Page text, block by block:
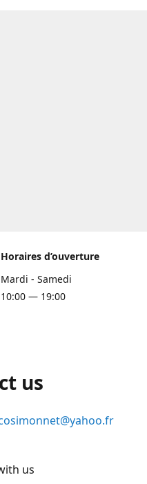
Horaires d’ouverture
Mardi - Samedi
10:00 — 19:00
us
us